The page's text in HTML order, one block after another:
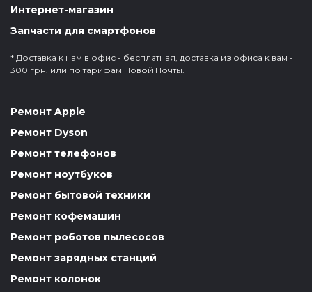
Интернет-магазин
Запчасти для смартфонов
* Доставка к нам в офис - бесплатная, доставка из офиса к вам -
300 грн. или по тарифам Новой Почты.
Ремонт Apple
Ремонт Dyson
Ремонт телефонов
Ремонт ноутбуков
Ремонт бытовой техники
Ремонт кофемашин
Ремонт роботов пылесосов
Ремонт зарядных станций
Ремонт колонок